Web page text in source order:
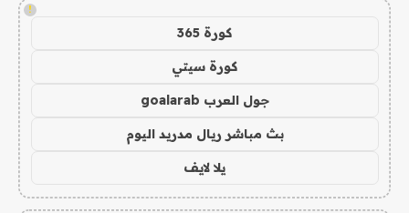
!
كورة 365
كورة سيتي
جول العرب goalarab
بث مباشر ريال مدريد اليوم
يلا لايف